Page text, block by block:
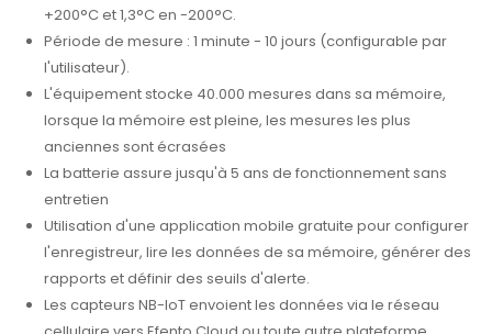
+200°C et 1,3°C en -200°C.
Période de mesure : 1 minute - 10 jours (configurable par
l'utilisateur).
L'équipement stocke 40.000 mesures dans sa mémoire,
lorsque la mémoire est pleine, les mesures les plus
anciennes sont écrasées
La batterie assure jusqu'à 5 ans de fonctionnement sans
entretien
Utilisation d'une application mobile gratuite pour configurer
l'enregistreur, lire les données de sa mémoire, générer des
rapports et définir des seuils d'alerte.
Les capteurs NB-IoT envoient les données via le réseau